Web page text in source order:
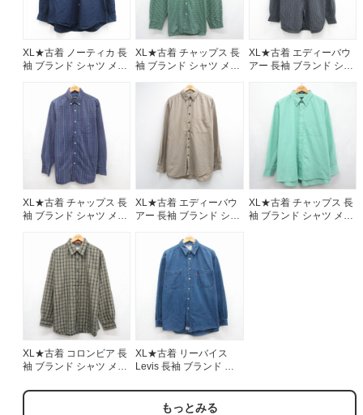
XL★古着 ノーティカ 長
袖 ブランド シャツ メン
ントロゴ 大きいサイズ
ロング丈 コットン ボタ
ンダウン ネイビー
26aug06
XL★古着 チャップス 長
袖 ブランド シャツ メン
ダウン ぐりーん チェッ
ク 26aug06
XL★古着 エディーバウ
アー 長袖 ブランド シャ
きいサイズ ロング丈 コ
ットン ボタンダウン グ
レー チェック 26aug06
XL★古着 チャップス 長
袖 ブランド シャツ メン
丈 ボタンダウン ネイビ
ー チェック 26aug06
XL★古着 エディーバウ
アー 長袖 ブランド シャ
ング丈 コットン ボタン
ダウン ベージュ チェッ
ク 26aug06
XL★古着 チャップス 長
袖 ブランド シャツ メン
XL★古着 コロンビア 長
袖 ブランド シャツ メン
ントロゴ カーキ チェッ
XL★古着 リーバイス
Levis 長袖 ブランド シ
コットン ネイビー デニ
ム【spe】 26aug06
もっとみる